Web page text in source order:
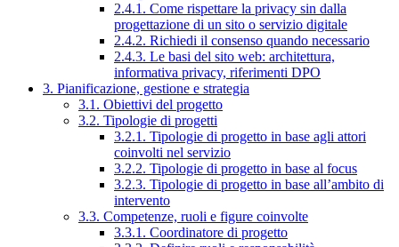
2.4.1. Come rispettare la privacy sin dalla
progettazione di un sito o servizio digitale
2.4.2. Richiedi il consenso quando necessario
2.4.3. Le basi del sito web: architettura,
informativa privacy, riferimenti DPO
3. Pianificazione, gestione e strategia
3.1. Obiettivi del progetto
3.2. Tipologie di progetti
3.2.1. Tipologie di progetto in base agli attori
coinvolti nel servizio
3.2.2. Tipologie di progetto in base al focus
3.2.3. Tipologie di progetto in base all’ambito di
intervento
3.3. Competenze, ruoli e figure coinvolte
3.3.1. Coordinatore di progetto